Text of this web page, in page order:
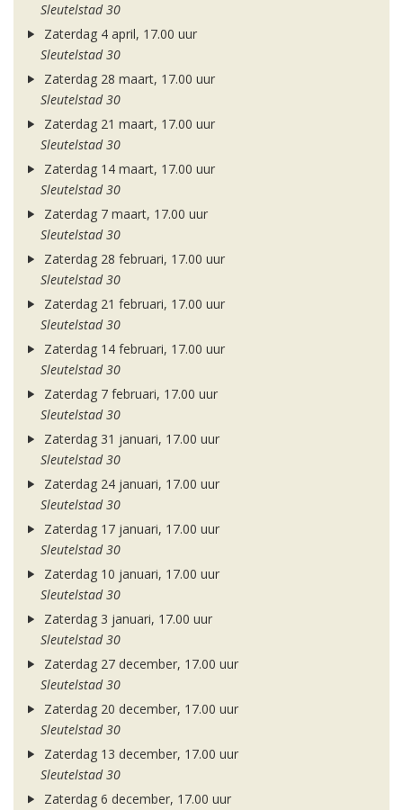
Sleutelstad 30
Zaterdag 4 april, 17.00 uur
Sleutelstad 30
Zaterdag 28 maart, 17.00 uur
Sleutelstad 30
Zaterdag 21 maart, 17.00 uur
Sleutelstad 30
Zaterdag 14 maart, 17.00 uur
Sleutelstad 30
Zaterdag 7 maart, 17.00 uur
Sleutelstad 30
Zaterdag 28 februari, 17.00 uur
Sleutelstad 30
Zaterdag 21 februari, 17.00 uur
Sleutelstad 30
Zaterdag 14 februari, 17.00 uur
Sleutelstad 30
Zaterdag 7 februari, 17.00 uur
Sleutelstad 30
Zaterdag 31 januari, 17.00 uur
Sleutelstad 30
Zaterdag 24 januari, 17.00 uur
Sleutelstad 30
Zaterdag 17 januari, 17.00 uur
Sleutelstad 30
Zaterdag 10 januari, 17.00 uur
Sleutelstad 30
Zaterdag 3 januari, 17.00 uur
Sleutelstad 30
Zaterdag 27 december, 17.00 uur
Sleutelstad 30
Zaterdag 20 december, 17.00 uur
Sleutelstad 30
Zaterdag 13 december, 17.00 uur
Sleutelstad 30
Zaterdag 6 december, 17.00 uur